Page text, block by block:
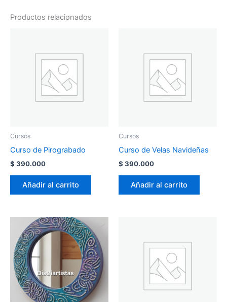
Productos relacionados
Cursos
Curso de Pirograbado
$ 390.000
Añadir al carrito
Cursos
Curso de Velas Navideñas
$ 390.000
Añadir al carrito